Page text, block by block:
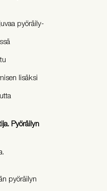
pyöräily-
lisäksi
Pyöräilyn
pyöräilyn